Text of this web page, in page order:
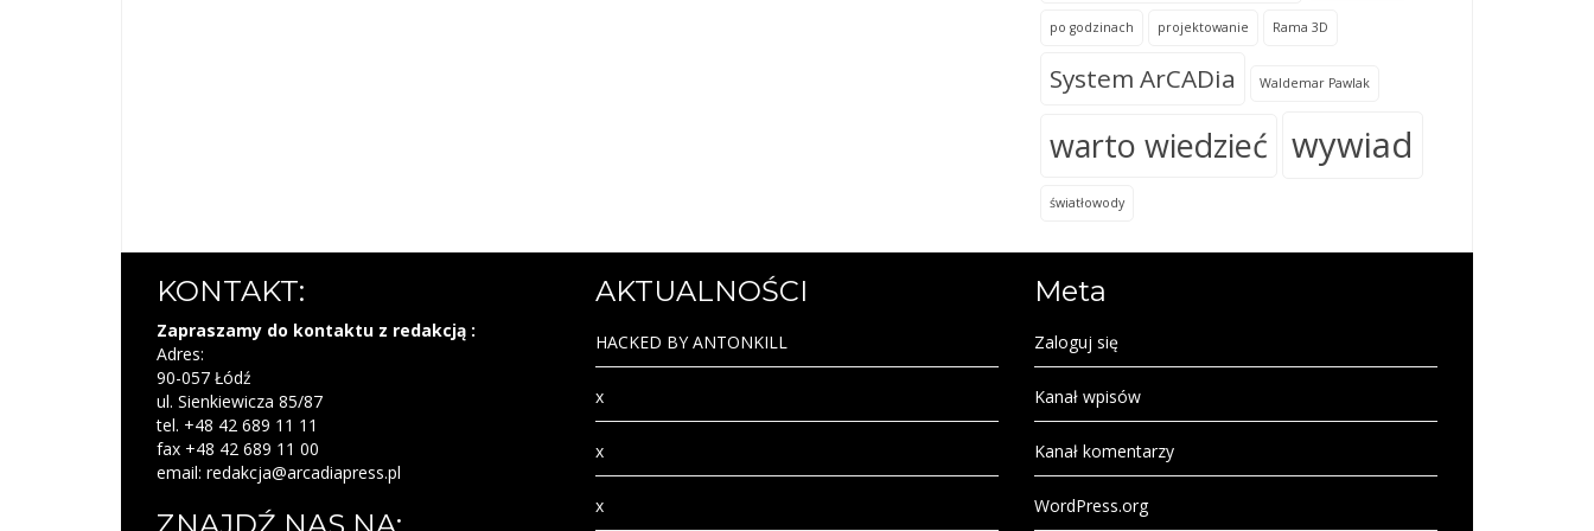
po godzinach projektowanie Rama 3D
System ArCADia Waldemar Pawlak
warto wiedzieć wywiad
światłowody
KONTAKT:
Zapraszamy do kontaktu z redakcją :
Adres:
90-057 Łódź
ul. Sienkiewicza 85/87
tel. +48 42 689 11 11
fax +48 42 689 11 00
email: redakcja@arcadiapress.pl
AKTUALNOŚCI
HACKED BY ANTONKILL
x
x
x
Meta
Zaloguj się
Kanał wpisów
Kanał komentarzy
WordPress.org